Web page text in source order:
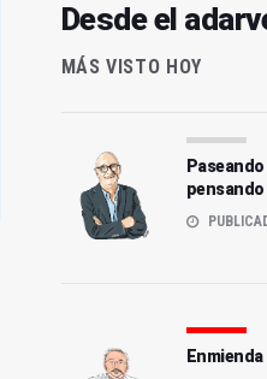
Desde el
MÁS VISTO HOY
pensando